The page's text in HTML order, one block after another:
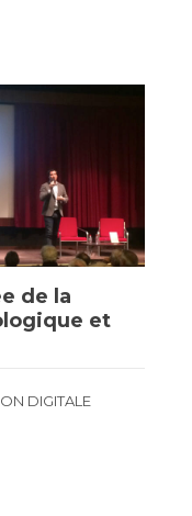
de la
et
DIGITALE